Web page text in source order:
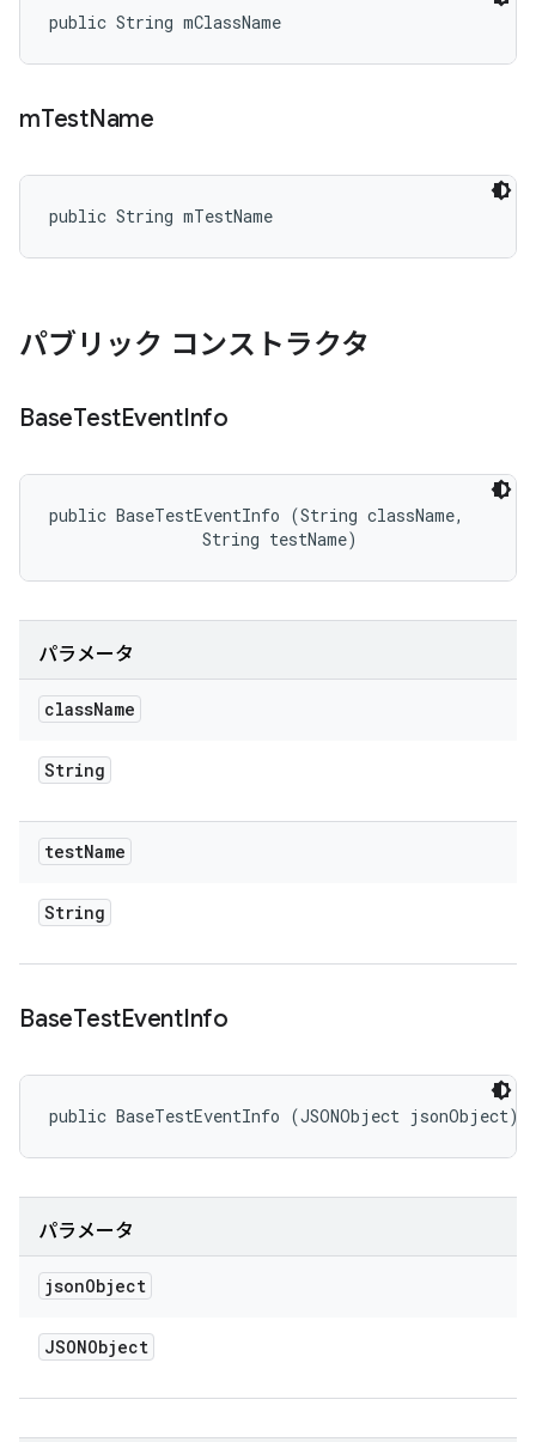
public String mClassName
mTestName
public String mTestName
パブリック コンストラクタ
BaseTestEventInfo
public BaseTestEventInfo (String className,
                String testName)
パラメータ
className
String
testName
String
BaseTestEventInfo
public BaseTestEventInfo (JSONObject jsonObject)
パラメータ
jsonObject
JSONObject